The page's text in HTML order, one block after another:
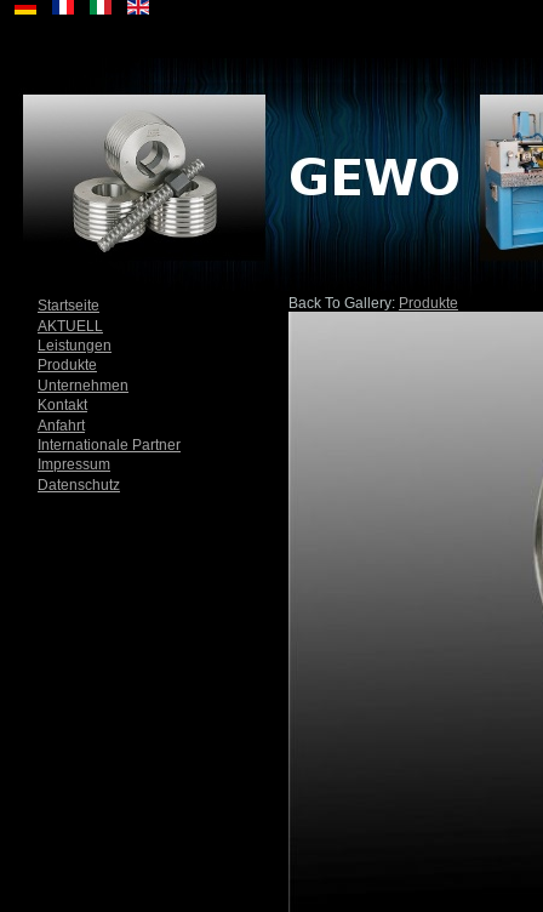
Startseite
AKTUELL
Leistungen
Produkte
Unternehmen
Kontakt
Anfahrt
Internationale Partner
Impressum
Datenschutz
Back To Gallery: Produkte